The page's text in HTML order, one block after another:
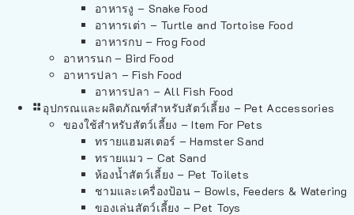
อาหารงู – Snake Food
อาหารเต่า – Turtle and Tortoise Food
อาหารกบ – Frog Food
อาหารนก – Bird Food
อาหารปลา – Fish Food
อาหารปลา – All Fish Food
อุปกรณและผลิตภัณฑ์สำหรับสัตว์เลี้ยง – Pet Accessories
ของใช้สำหรับสัตว์เลี้ยง – Item For Pets
ทรายแฮมสเตอร์ – Hamster Sand
ทรายแมว – Cat Sand
ห้องน้ำสัตว์เลี้ยง – Pet Toilets
ชามและเครื่องป้อน – Bowls, Feeders & Watering
ของเล่นสัตว์เลี้ยง – Pet Toys